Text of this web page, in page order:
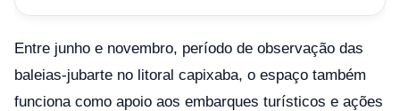
Entre junho e novembro, período de observação das
baleias-jubarte no litoral capixaba, o espaço também
funciona como apoio aos embarques turísticos e ações